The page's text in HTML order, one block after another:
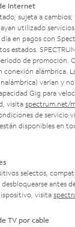
Internet
sujeta a cambios;
utilizado
en pagos con
estados.
de promoción.
conexión alámbrica.
varían y
Gig para
visita spectrum.net/
de servicio
disponibles en
selectos,
antes
visita
TV por cable